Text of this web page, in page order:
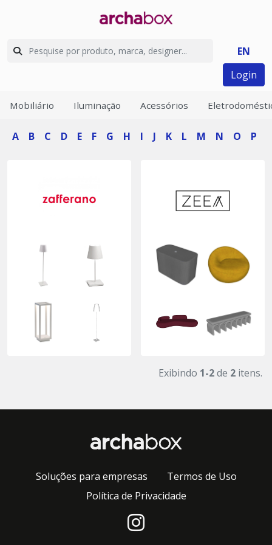
EN
Login
Mobiliário Iluminação Acessórios
A B C D E F G H I J K L M N O P
Exibindo 1-2de 2 itens.
Soluções para empresas
Termos de Uso
Política de Privacidade